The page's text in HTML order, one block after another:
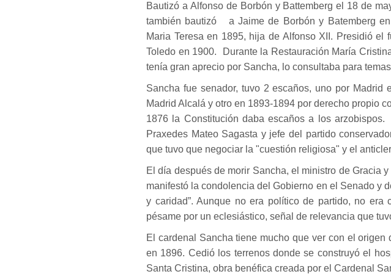
Bautizó a Alfonso de Borbón y Battemberg el 18 de
también bautizó a Jaime de Borbón y Batemberg
Maria Teresa en 1895, hija de Alfonso XII. Presidió el
Toledo en 1900. Durante la Restauración María
tenía gran aprecio por Sancha, lo consultaba para
Sancha fue senador, tuvo 2 escaños, uno por Madrid
Madrid Alcalá y otro en 1893-1894 por derecho propio
1876 la Constitución daba escaños a los
Praxedes Mateo Sagasta y jefe del partido
que tuvo que negociar la "cuestión religiosa" y el
El día después de morir Sancha, el ministro de Gracia
manifestó la condolencia del Gobierno en el Senado y
y caridad”. Aunque no era político de partido, no era
pésame por un eclesiástico, señal de relevancia que
El cardenal Sancha tiene mucho que ver con el
en 1896. Cedió los terrenos donde se construyó el
Santa Cristina, obra benéfica creada por el Cardenal